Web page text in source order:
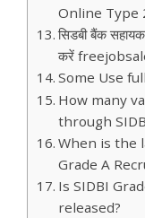
Online Type
सिडबी बैंक
करें
Some Use
How many
through
When is the
Grade A
Is SIDBI
released?